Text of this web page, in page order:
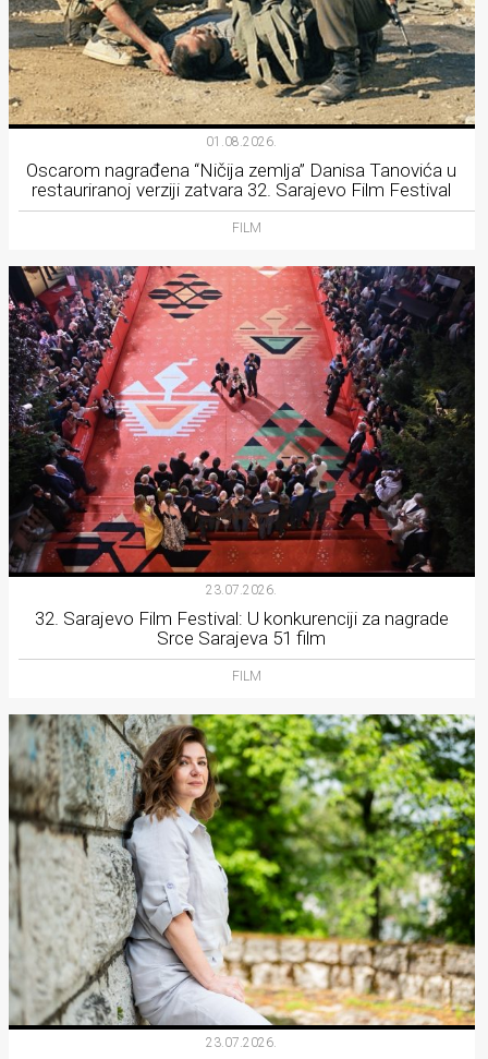
01.08.2026.
Oscarom nagrađena “Ničija zemlja” Danisa Tanovića u
restauriranoj verziji zatvara 32. Sarajevo Film Festival
FILM
23.07.2026.
32. Sarajevo Film Festival: U konkurenciji za nagrade
Srce Sarajeva 51 film
FILM
23.07.2026.